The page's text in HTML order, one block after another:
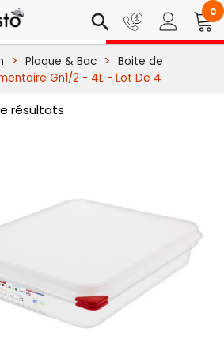
search 0
Plaque & Bac
Boite de
Gn1/2 - 4L - Lot De 4
résultats